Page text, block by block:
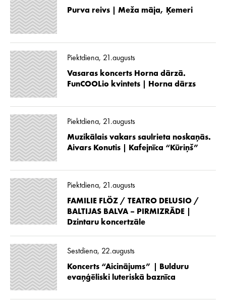
Purva reivs | Meža māja, Ķemeri
Piektdiena, 21.augusts
Vasaras koncerts Horna dārzā.
FunCOOLio kvintets | Horna dārzs
Piektdiena, 21.augusts
Muzikālais vakars saulrieta noskaņās.
Aivars Konutis | Kafejnīca “Kūriņš”
Piektdiena, 21.augusts
FAMILIE FLÖZ / TEATRO DELUSIO /
BALTIJAS BALVA – PIRMIZRĀDE |
Dzintaru koncertzāle
Sestdiena, 22.augusts
Koncerts “Aicinājums” | Bulduru
evaņģēliski luteriskā baznīca